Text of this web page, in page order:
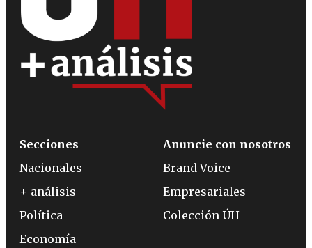
Secciones
Nacionales
+ análisis
Política
Economía
Anuncie con nosotros
Brand Voice
Empresariales
Colección ÚH